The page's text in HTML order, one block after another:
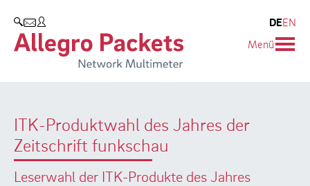
SUCHEN
DEEN
Menü
ITK-Produktwahl des Jahres der
Zeitschrift funkschau
Leserwahl der ITK-Produkte des Jahres
Allegro Network Multimeter
Produktübersicht
Use Cases
Whitepaper
Case Studies
Unternehmen
Partner
Umweltschutz